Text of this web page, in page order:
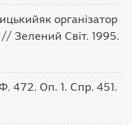
організатор
Зелений Світ. 1995.
472. Оп. 1. Спр. 451.